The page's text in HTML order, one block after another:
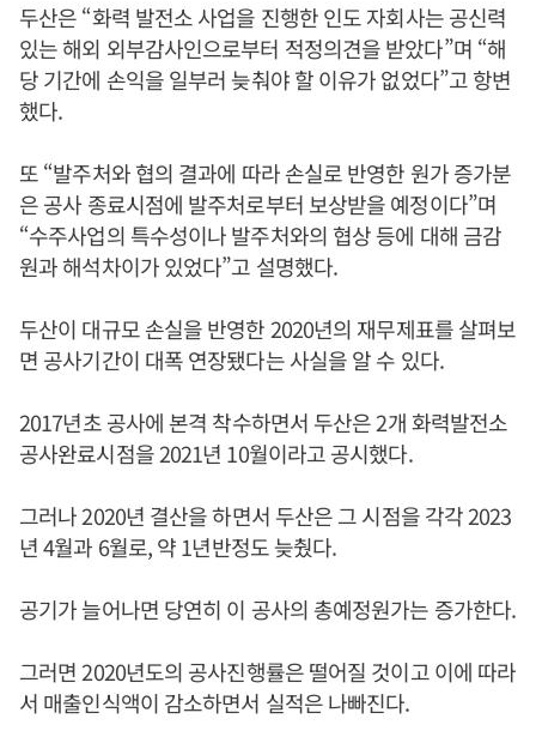
두산은 “화력 발전소 사업을 진행한 인도 자회사는 공신력
있는 해외 외부감사인으로부터 적정의견을 받았다”며 “해
당 기간에 손익을 일부러 늦춰야 할 이유가 없었다”고 항변
했다.
또 “발주처와 협의 결과에 따라 손실로 반영한 원가 증가분
은 공사 종료시점에 발주처로부터 보상받을 예정이다”며
“수주사업의 특수성이나 발주처와의 협상 등에 대해 금감
원과 해석차이가 있었다”고 설명했다.
두산이 대규모 손실을 반영한 2020년의 재무제표를 살펴보
면 공사기간이 대폭 연장됐다는 사실을 알 수 있다.
2017년초 공사에 본격 착수하면서 두산은 2개 화력발전소
공사완료시점을 2021년 10월이라고 공시했다.
그러나 2020년 결산을 하면서 두산은 그 시점을 각각 2023
년 4월과 6월로, 약 1년반정도 늦췄다.
공기가 늘어나면 당연히 이 공사의 총예정원가는 증가한다.
그러면 2020년도의 공사진행률은 떨어질 것이고 이에 따라
서 매출인식액이 감소하면서 실적은 나빠진다.